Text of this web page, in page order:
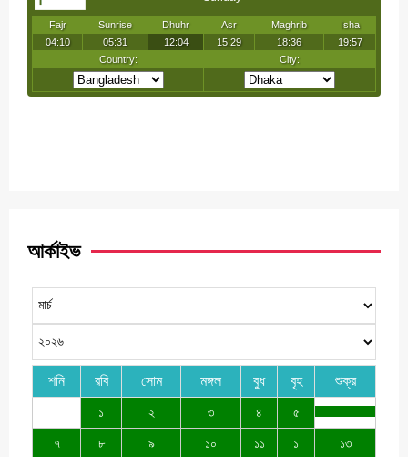
আর্কাইভ
শনি রবি সোম মঙ্গল বুধ বৃহ শুক্র
১ ২ ৩ ৪ ৫
৭ ৮ ৯ ১০ ১১ ১ ১৩